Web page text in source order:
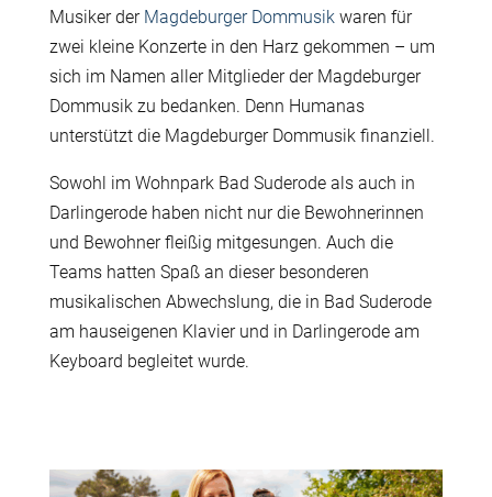
Musiker der Magdeburger Dommusikwaren für
zwei kleine Konzerte in den Harz gekommen – um
sich im Namen aller Mitglieder der Magdeburger
Dommusik zu bedanken. Denn Humanas
unterstützt die Magdeburger Dommusik finanziell.
Sowohl im Wohnpark Bad Suderode als auch in
Darlingerode haben nicht nur die Bewohnerinnen
und Bewohner fleißig mitgesungen. Auch die
Teams hatten Spaß an dieser besonderen
musikalischen Abwechslung, die in Bad Suderode
am hauseigenen Klavier und in Darlingerode am
Keyboard begleitet wurde.